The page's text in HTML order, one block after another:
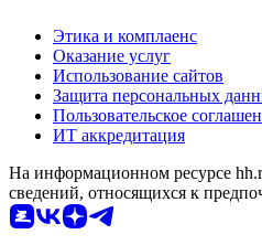
Этика и комплаенс
Оказание услуг
Использование сайтов
Защита персональных
Пользовательское
ИТ аккредитация
На информационном ресурсе
сведений, относящихся к